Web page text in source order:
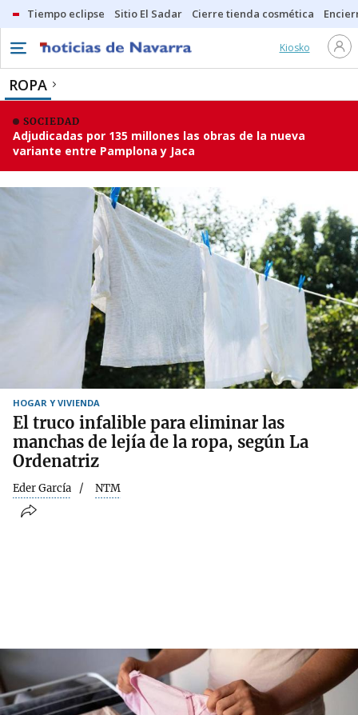
Tiempo eclipse Sitio El Sadar Cierre tienda cosmética
Kiosko
ROPA
SOCIEDAD
Adjudicadas por 135 millones las obras de la nueva
variante entre Pamplona y Jaca
HOGAR Y VIVIENDA
El truco infalible para eliminar las
manchas de lejía de la ropa, según La
Ordenatriz
Eder García NTM